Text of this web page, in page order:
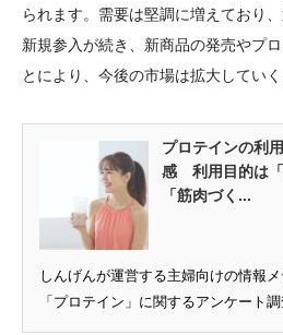
られます。需要は堅調に増えており
新規参入が続き、新商品の発売やプ
とにより、今後の市場は拡大してい
プロテインの利
感 利用目的は「
「筋肉づく...
しんげんが運営する主婦向けの情報メ
「プロテイン」に関するアンケート